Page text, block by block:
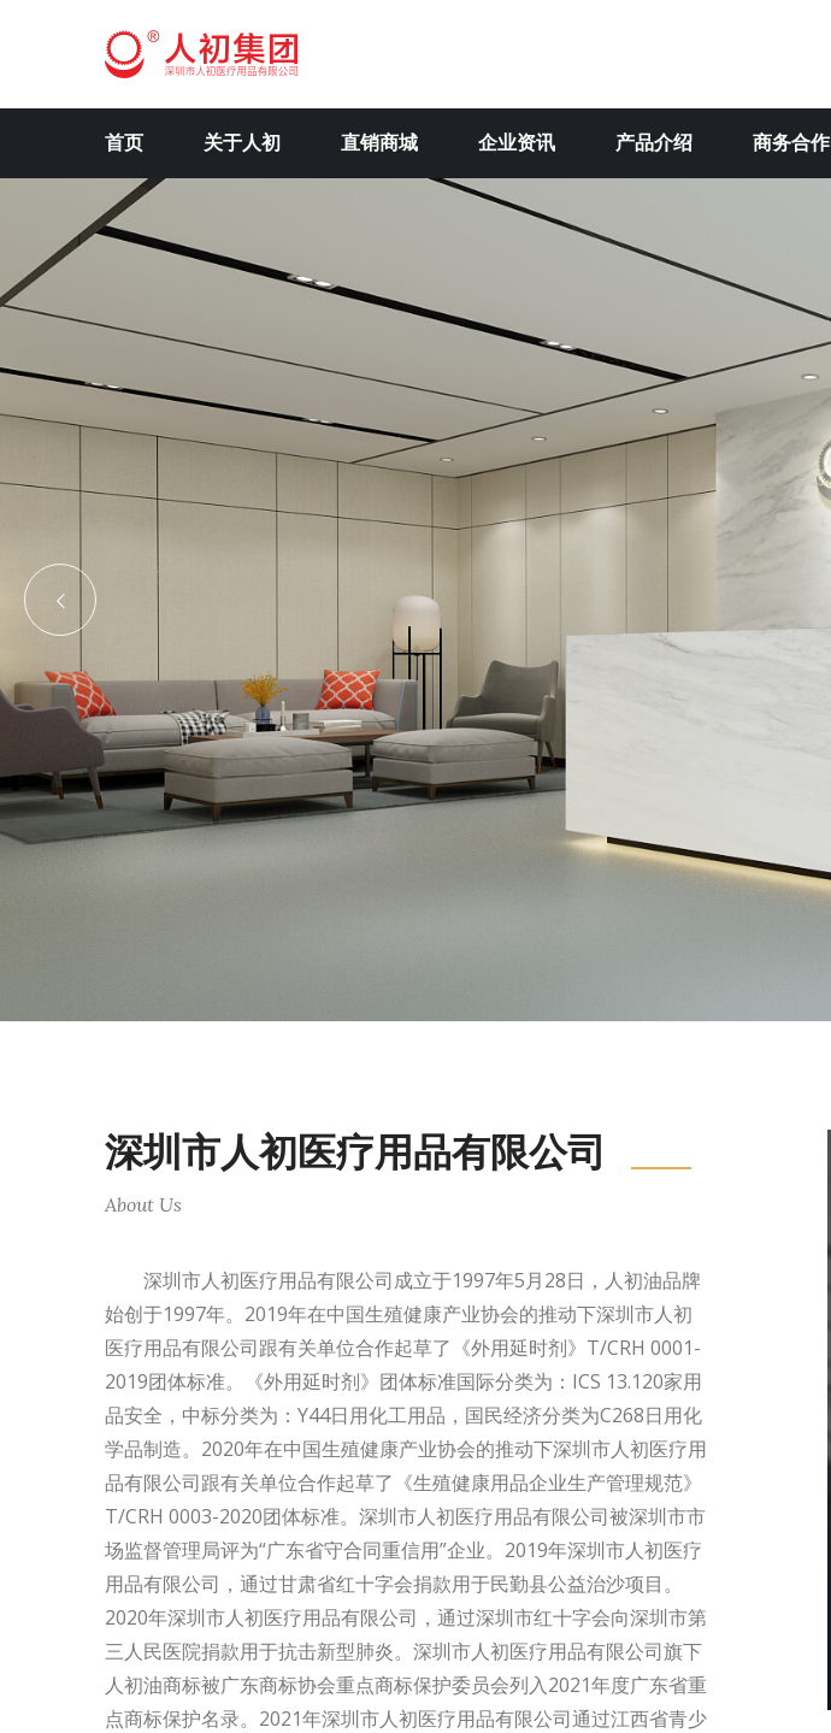
首页 关于人初 直销商城 企业资讯 产品介绍 商务合作
深圳市人初医疗用品有限公司
About Us
深圳市人初医疗用品有限公司成立于1997年5月28日， 人初油品牌
始创于1997年。2019年在中国生殖健康产业协会的推动下深圳市人初
医疗用品有限公司跟有关单位合作起草了《外用延时剂》T/CRH 0001-
2019团体标准。《外用延时剂》团体标准国际分类为：ICS 13.120家用
品安全，中标分类为：Y44日用化工用品，国民经济分类为C268日用化
学品制造。2020年在中国生殖健康产业协会的推动下深圳市人初医疗用
品有限公司跟有关单位合作起草了《生殖健康用品企业生产管理规范》
T/CRH 0003-2020团体标准。深圳市人初医疗用品有限公司被深圳市市
场监督管理局评为“广东省守合同重信用”企业。2019年深圳市人初医疗
用品有限公司，通过甘肃省红十字会捐款用于民勤县公益治沙项目。
2020年深圳市人初医疗用品有限公司，通过深圳市红十字会向深圳市第
三人民医院捐款用于抗击新型肺炎。深圳市人初医疗用品有限公司旗下
人初油商标被广东商标协会重点商标保护委员会列入2021年度广东省重
点商标保护名录。2021年深圳市人初医疗用品有限公司通过江西省青少